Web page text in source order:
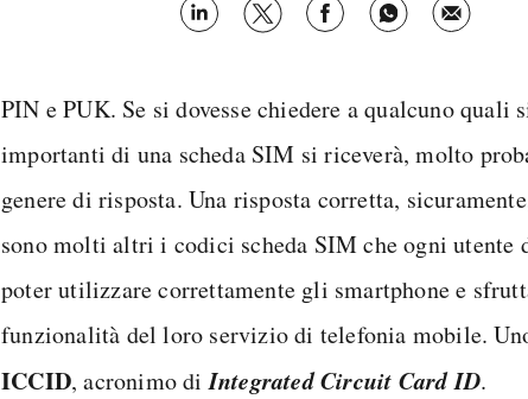
PIN e PUK. Se si dovesse chiedere a qualcuno quali
importanti di una scheda SIM si riceverà, molto
genere di risposta. Una risposta corretta,
sono molti altri i codici scheda SIM che ogni utente
poter utilizzare correttamente gli smartphone e
funzionalità del loro servizio di telefonia mobile.
ICCID, acronimo diIntegrated Circuit Card ID.